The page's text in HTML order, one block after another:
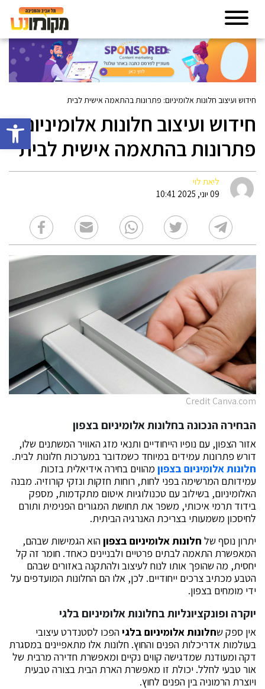
פתח
חידוש ועיצוב חלונות אלומיניום: פתרונות בהתאמה אישית לבית
חידוש ועיצוב חלונות אלומיניום:
פתרונות בהתאמה אישית לבית
ליאת לוי
09 יוני, 2025 10:41
Credit Canva.com
הבחירה הנכונה בחלונות אלומיניום בצפון
אזור הצפון, עם נופיו הייחודיים ותנאי מזג האוויר המשתנים שלו,
דורש פתרונות עמידים במיוחד כשמדובר במערכות חלונות לבית.
חלונות אלומיניום בצפון מהווים בחירה אידיאלית בזכות
עמידותם המרשימה בפני לחות, רוחות חזקות ונזקי קורוזיה. מבנה
האלומיניום, בשילוב עם טכנולוגיות איטום מתקדמות, מספק
בידוד תרמי איכותי, משפר את תחושת המגורים הפנימית ותורם
לחיסכון משמעותי בצריכת האנרגיה הביתית.
יתרון נוסף של חלונות אלומיניום בצפוןהוא הגמישות שבהם,
המאפשרת התאמה לבתים פרטיים ולבניינים כאחד. חומר זה קל
יחסית, מה שהופך אותו לנוח לעיצוב ולהתקנה באזורים שבהם
הטבע מכתיב צרכים ייחודיים. לכן, אלו הם החלונות המועדפים על
ידי מומחים בצפון.
יוקרה ופונקציונליות בחלונות אלומיניום בלגי
אין ספק שחלונות אלומיניום בלגיהפכו לסטנדרט עיצובי
בעולמות אדריכלות הפנים והחוץ. חלונות אלו מתאפיינים במסגרת
דקה ומעודנת שמדגישה קווים נקיים ומאפשרת חדירה מרבית של
אור טבעי לחלל. יכולת זו מאפשרת הארת הבית בצורה טבעית
ויוצרת הרמוניה בין הפנים לחוץ.